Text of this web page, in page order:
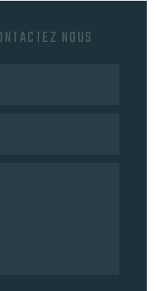
NOUS